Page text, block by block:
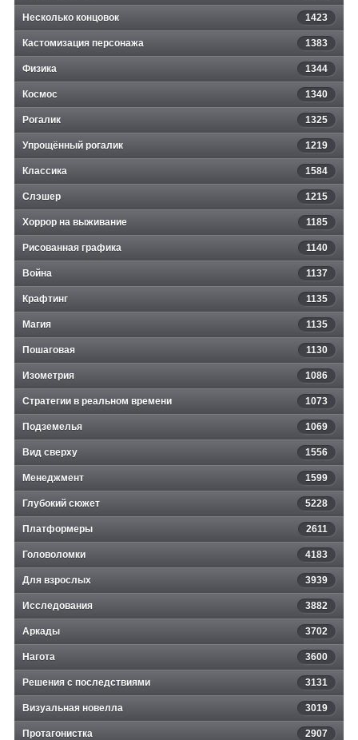
Несколько концовок 1423
Кастомизация персонажа 1383
Физика 1344
Космос 1340
Рогалик 1325
Упрощённый рогалик 1219
Классика 1584
Слэшер 1215
Хоррор на выживание 1185
Рисованная графика 1140
Война 1137
Крафтинг 1135
Магия 1135
Пошаговая 1130
Изометрия 1086
Стратегии в реальном времени 1073
Подземелья 1069
Вид сверху 1556
Менеджмент 1599
Глубокий сюжет 5228
Платформеры 2611
Головоломки 4183
Для взрослых 3939
Исследования 3882
Аркады 3702
Нагота 3600
Решения с последствиями 3131
Визуальная новелла 3019
Протагонистка 2907